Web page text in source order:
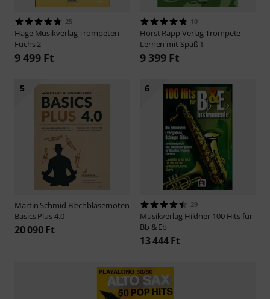
25
Hage MusikverlagTrompeten
Fuchs 2
9 499 Ft
10
Horst Rapp VerlagTrompete
Lernen mit Spaß 1
9 399 Ft
5
Martin Schmid Blechbläsernoten
Basics Plus 4.0
20 090 Ft
6
29
Musikverlag Hildner 100 Hits für
Bb & Eb
13 444 Ft